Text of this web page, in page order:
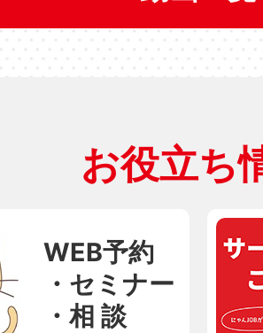
お役立ち
WEB予約
・セミナー
・相 談